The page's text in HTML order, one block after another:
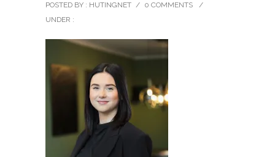
POSTED BY : HUTINGNET / 0 COMMENTS
/
UNDER :